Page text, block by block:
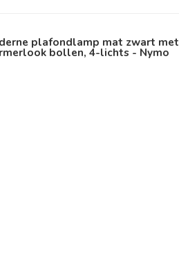
plafondlamp mat zwart met
bollen, 4-lichts - Nymo